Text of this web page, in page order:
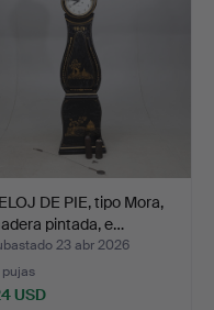
DE PIE, tipo Mora,
pintada, e…
23 abr 2026
pujas
USD